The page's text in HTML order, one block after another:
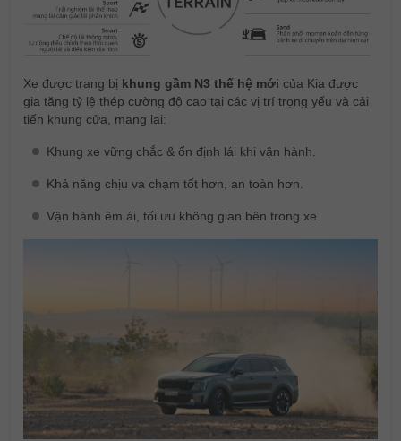
Xe được trang bị khung gầm N3 thế hệ mới của Kia được
gia tăng tỷ lệ thép cường độ cao tại các vị trí trọng yếu và cải
tiến khung cửa, mang lại:
Khung xe vững chắc & ổn định lái khi vận hành.
Khả năng chịu va chạm tốt hơn, an toàn hơn.
Vận hành êm ái, tối ưu không gian bên trong xe.